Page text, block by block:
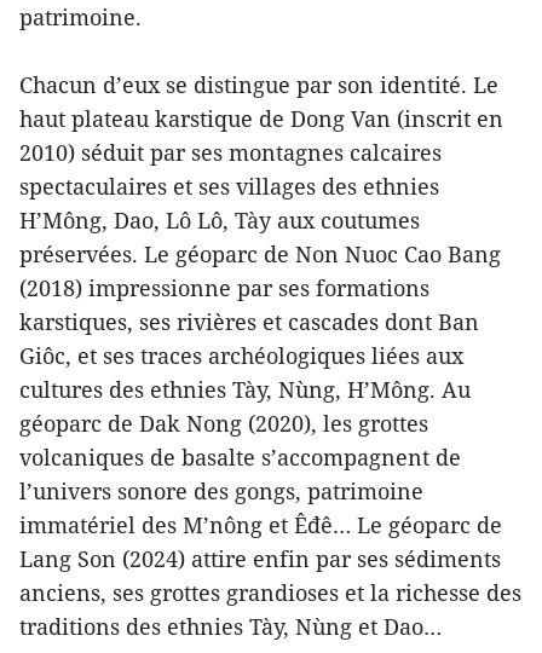
patrimoine.
Chacun d’eux se distingue par son identité. Le
haut plateau karstique de Dong Van (inscrit en
2010) séduit par ses montagnes calcaires
spectaculaires et ses villages des ethnies
H’Mông, Dao, Lô Lô, Tày aux coutumes
préservées. Le géoparc de Non Nuoc Cao Bang
(2018) impressionne par ses formations
karstiques, ses rivières et cascades dont Ban
Giôc, et ses traces archéologiques liées aux
cultures des ethnies Tày, Nùng, H’Mông. Au
géoparc de Dak Nong (2020), les grottes
volcaniques de basalte s’accompagnent de
l’univers sonore des gongs, patrimoine
immatériel des M’nông et Êđê… Le géoparc de
Lang Son (2024) attire enfin par ses sédiments
anciens, ses grottes grandioses et la richesse des
traditions des ethnies Tày, Nùng et Dao…